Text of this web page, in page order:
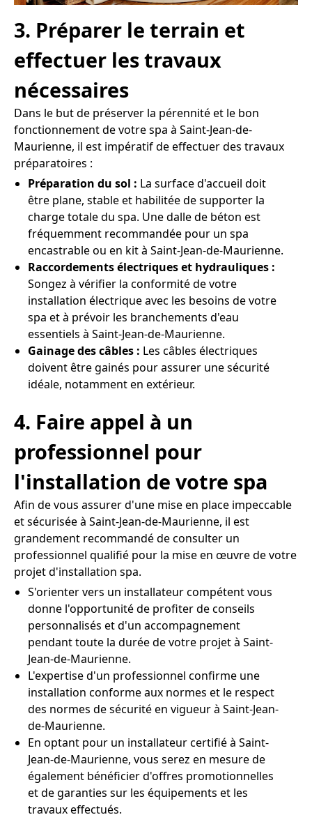
3. Préparer le terrain et
effectuer les travaux
nécessaires
Dans le but de préserver la pérennité et le bon
fonctionnement de votre spa à Saint-Jean-de-
Maurienne, il est impératif de effectuer des travaux
préparatoires :
Préparation du sol : La surface d'accueil doit
être plane, stable et habilitée de supporter la
charge totale du spa. Une dalle de béton est
fréquemment recommandée pour un spa
encastrable ou en kit à Saint-Jean-de-Maurienne.
Raccordements électriques et hydrauliques :
Songez à vérifier la conformité de votre
installation électrique avec les besoins de votre
spa et à prévoir les branchements d'eau
essentiels à Saint-Jean-de-Maurienne.
Gainage des câbles : Les câbles électriques
doivent être gainés pour assurer une sécurité
idéale, notamment en extérieur.
4. Faire appel à un
professionnel pour
l'installation de votre spa
Afin de vous assurer d'une mise en place impeccable
et sécurisée à Saint-Jean-de-Maurienne, il est
grandement recommandé de consulter un
professionnel qualifié pour la mise en œuvre de votre
projet d'installation spa.
S'orienter vers un installateur compétent vous
donne l'opportunité de profiter de conseils
personnalisés et d'un accompagnement
pendant toute la durée de votre projet à Saint-
Jean-de-Maurienne.
L'expertise d'un professionnel confirme une
installation conforme aux normes et le respect
des normes de sécurité en vigueur à Saint-Jean-
de-Maurienne.
En optant pour un installateur certifié à Saint-
Jean-de-Maurienne, vous serez en mesure de
également bénéficier d'offres promotionnelles
et de garanties sur les équipements et les
travaux effectués.